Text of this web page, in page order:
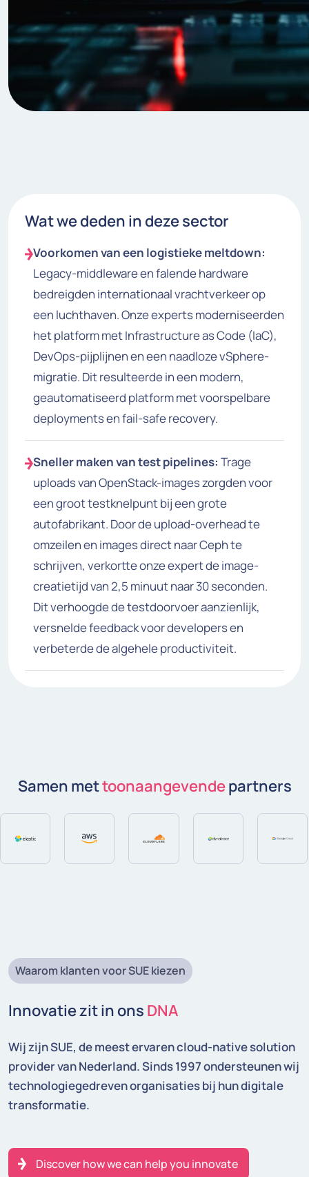
Wat we deden in deze sector
Voorkomen van een logistieke meltdown:
Legacy-middleware en falende hardware
bedreigden internationaal vrachtverkeer op
een luchthaven. Onze experts moderniseerden
het platform met Infrastructure as Code (IaC),
DevOps-pijplijnen en een naadloze vSphere-
migratie. Dit resulteerde in een modern,
geautomatiseerd platform met voorspelbare
deployments en fail-safe recovery.
Sneller maken van test pipelines: Trage
uploads van OpenStack-images zorgden voor
een groot testknelpunt bij een grote
autofabrikant. Door de upload-overhead te
omzeilen en images direct naar Ceph te
schrijven, verkortte onze expert de image-
creatietijd van 2,5 minuut naar 30 seconden.
Dit verhoogde de testdoorvoer aanzienlijk,
versnelde feedback voor developers en
verbeterde de algehele productiviteit.
Samen mettoonaangevendepartners
Waarom klanten voor SUE kiezen
Innovatie zit in ons DNA
Wij zijn SUE, de meest ervaren cloud-native solution
provider van Nederland. Sinds 1997 ondersteunen wij
technologiegedreven organisaties bij hun digitale
transformatie.
Discover how we can help you innovate